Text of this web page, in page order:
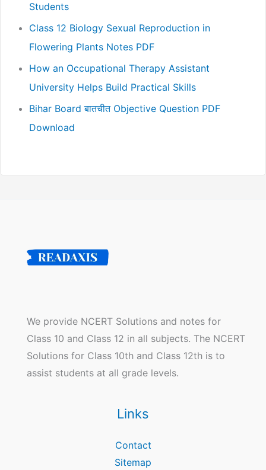
Students
Class 12 Biology Sexual Reproduction in
Flowering Plants Notes PDF
How an Occupational Therapy Assistant
University Helps Build Practical Skills
Bihar Board बातचीत Objective Question PDF
Download
We provide NCERT Solutions and notes for
Class 10 and Class 12 in all subjects. The NCERT
Solutions for Class 10th and Class 12th is to
assist students at all grade levels.
Links
Contact
Sitemap